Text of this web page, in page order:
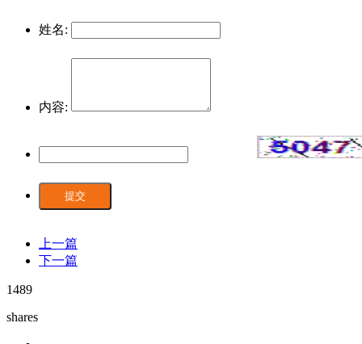
姓名:
内容:
提交
上一篇
下一篇
1489
shares